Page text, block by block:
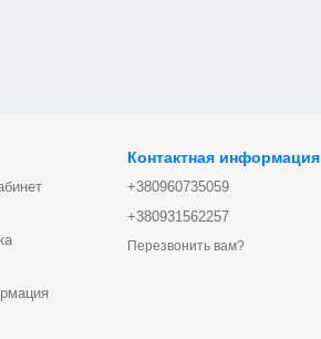
Контактная информация
+380960735059
+380931562257
Перезвонить вам?